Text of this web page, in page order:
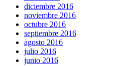
diciembre 2016
noviembre 2016
octubre 2016
septiembre 2016
agosto 2016
julio 2016
junio 2016